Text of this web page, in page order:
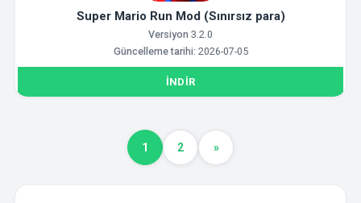
Super Mario Run Mod (Sınırsız para)
Versiyon 3.2.0
Güncelleme tarihi: 2026-07-05
İNDIR
1 2 »